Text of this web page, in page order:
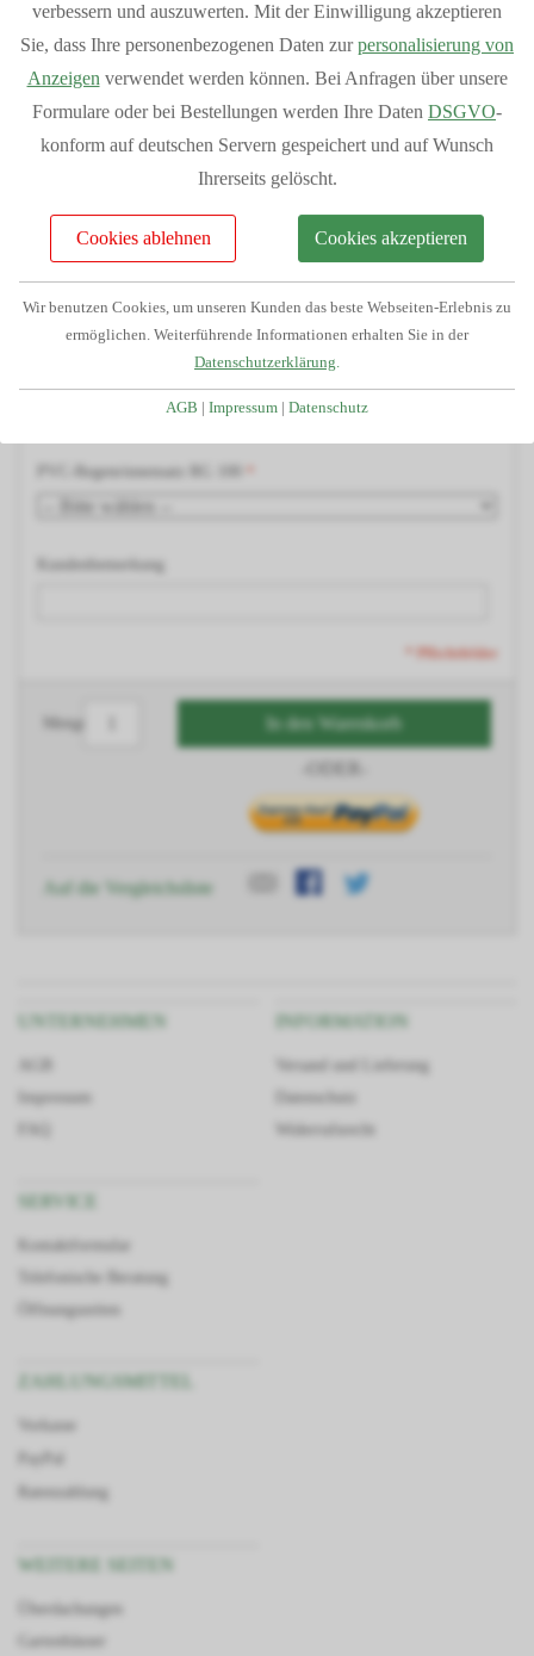
Bundesweite Lieferung
Individuelle Planung Ihres Projektes
Passgenauigkeit da alle Teile aus unserem Haus
Finanzierung/Ratenkauf möglich
Große Auswahl an Zubehörartikeln
Blende/Umrandung
PVC-Regenrinnensatz RG 100
Kundenbemerkung
* Pflichtfelder
Menge In den Warenkorb
Auf die Vergleichsliste
UNTERNEHMEN
Impressum
INFORMATION
Versand und Lieferung
Datenschutz
Widerrufsrecht
Kontaktformular
Telefonische Beratung
Öffnungszeiten
ZAHLUNGSMITTEL
Vorkasse
PayPal
Ratenzahlung
WEITERE SEITEN
Überdachungen
Gartenhäuser
verbessern und auszuwerten. Mit der Einwilligung akzeptieren
Sie, dass Ihre personenbezogenen Daten zurpersonalisierung von
Anzeigenverwendet werden können. Bei Anfragen über unsere
Formulare oder bei Bestellungen werden Ihre Daten DSGVO-
konform auf deutschen Servern gespeichert und auf Wunsch
Ihrerseits gelöscht.
Cookies ablehnen Cookies akzeptieren
Wir benutzen Cookies, um unseren Kunden das beste Webseiten-Erlebnis zu
ermöglichen. Weiterführende Informationen erhalten Sie in der
Datenschutzerklärung.
AGB Impressum Datenschutz